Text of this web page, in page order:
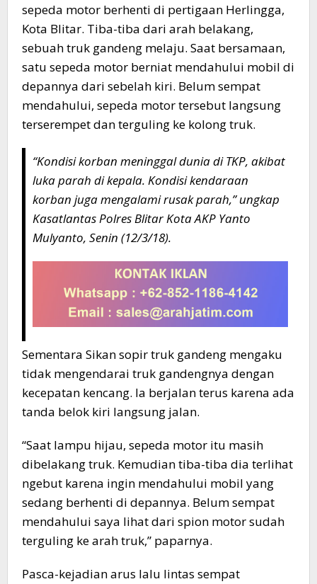
sepeda motor berhenti di pertigaan Herlingga,
Kota Blitar. Tiba-tiba dari arah belakang,
sebuah truk gandeng melaju. Saat bersamaan,
satu sepeda motor berniat mendahului mobil di
depannya dari sebelah kiri. Belum sempat
mendahului, sepeda motor tersebut langsung
terserempet dan terguling ke kolong truk.
“Kondisi korban meninggal dunia di TKP, akibat
luka parah di kepala. Kondisi kendaraan
korban juga mengalami rusak parah,” ungkap
Kasatlantas Polres Blitar Kota AKP Yanto
Mulyanto, Senin (12/3/18).
Sementara Sikan sopir truk gandeng mengaku
tidak mengendarai truk gandengnya dengan
kecepatan kencang. Ia berjalan terus karena ada
tanda belok kiri langsung jalan.
“Saat lampu hijau, sepeda motor itu masih
dibelakang truk. Kemudian tiba-tiba dia terlihat
ngebut karena ingin mendahului mobil yang
sedang berhenti di depannya. Belum sempat
mendahului saya lihat dari spion motor sudah
terguling ke arah truk,” paparnya.
Pasca-kejadian arus lalu lintas sempat